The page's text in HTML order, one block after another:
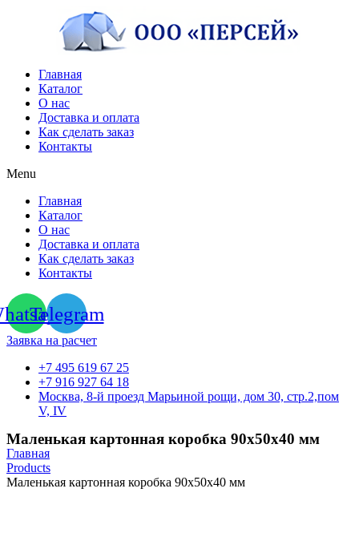
содержимому
Главная
Каталог
О нас
Доставка и оплата
Как сделать заказ
Контакты
Menu
Главная
Каталог
О нас
Доставка и оплата
Как сделать заказ
Контакты
Telegram
Заявка на расчет
+7 495 619 67 25
+7 916 927 64 18
Москва, 8-й проезд Марьиной рощи, дом 30, стр.2,пом
V, IV
Маленькая картонная коробка 90х50х40 мм
Главная
Products
Маленькая картонная коробка 90х50х40 мм